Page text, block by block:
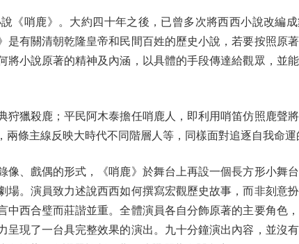
哨鹿》。大約四十年之後，已曾多次將西西小說改編成
有關清朝乾隆皇帝和民間百姓的歷史小說，若要按照原著
小說原著的精神及內涵，以具體的手段傳達給觀眾，並
殺鹿；平民阿木泰擔任哨鹿人，即利用哨笛仿照鹿聲將
條主線反映大時代不同階層人等，同樣面對追逐自我命運
、戲偶的形式，《哨鹿》於舞台上再設一個長方形小舞台
。演員致力述說西西如何撰寫宏觀歷史故事，而非刻意
西合璧而莊諧並重。全體演員各自分飾原著的主要角色
現了一台具完整效果的演出。九十分鐘演出內容，並沒